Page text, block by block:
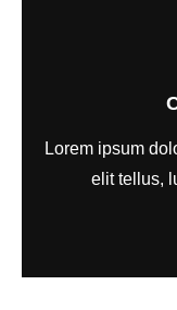
Lorem ipsum
elit tellus,